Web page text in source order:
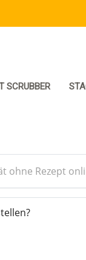
SCRUBBER
ohne Rezept